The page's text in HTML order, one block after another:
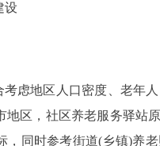
设
地区人口密度、老年人
区，社区养老服务驿站
，同时参考街道(乡镇)养